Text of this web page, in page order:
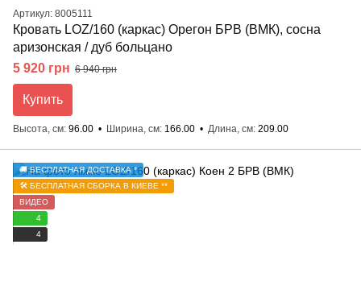
Артикул: 8005111
Кровать LOZ/160 (каркас) Орегон БРВ (ВМК), сосна
аризонская / дуб больцано
5 920 грн 6 940 грн
Купить
Высота, см 96.00 Ширина, см 166.00 Длина, см 209.00
🚚 БЕСПЛАТНАЯ ДОСТАВКА *
🛠️ БЕСПЛАТНАЯ СБОРКА В КИЕВЕ **
ВИДЕО
4
4